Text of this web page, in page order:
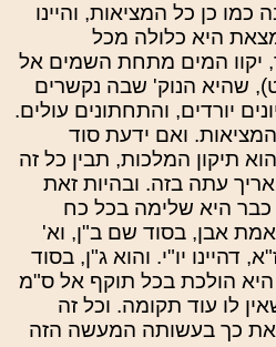
כן כל המציאות, והיינו
היא כלולה מכל
יקוו המים מתחת השמים אל
שהיא הנוק' שבה נקשרים
יורדים, והתחתונים עולים.
ואם ידעת סוד
תיקון המלכות, תבין כל זה
עתה בזה. ובהיות זאת
כבר היא שלימה בכל כח
אבן, בסוד שם ב"ן, וא'
דהיינו יו"י. והוא ג"ן, בסוד
היא הולכת בכל תוקף אל ס"מ
לו עוד תקומה. וכל זה
כך בעשותה המעשה הזה